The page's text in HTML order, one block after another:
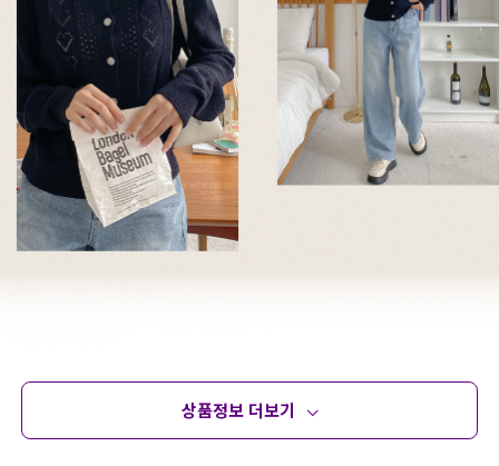
상품정보 더보기